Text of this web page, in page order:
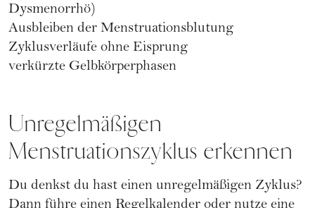
Dysmenorrhö)
Ausbleiben der Menstruationsblutung
Zyklusverläufe ohne Eisprung
verkürzte Gelbkörperphasen
Unregelmäßigen
Menstruationszyklus erkennen
Du denkst du hast einen unregelmäßigen Zyklus?